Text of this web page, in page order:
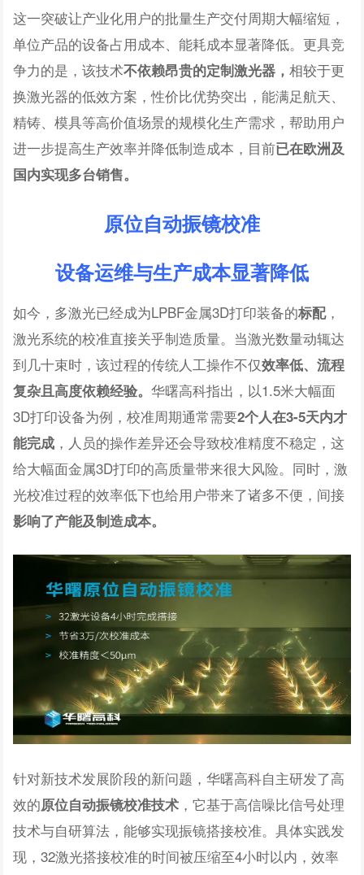
这一突破让产业化用户的批量生产交付周期大幅缩短，
单位产品的设备占用成本、能耗成本显著降低。更具竞
争力的是，该技术不依赖昂贵的定制激光器，相较于更
换激光器的低效方案，性价比优势突出，能满足航天、
精铸、模具等高价值场景的规模化生产需求，帮助用户
进一步提高生产效率并降低制造成本，目前已在欧洲及
国内实现多台销售。
原位自动振镜校准
设备运维与生产成本显著降低
如今，多激光已经成为LPBF金属3D打印装备的标配，
激光系统的校准直接关乎制造质量。当激光数量动辄达
到几十束时，该过程的传统人工操作不仅效率低、流程
复杂且高度依赖经验。华曙高科指出，以1.5米大幅面
3D打印设备为例，校准周期通常需要2个人在3-5天内才
能完成 ，人员的操作差异还会导致校准精度不稳定，这
给大幅面金属3D打印的高质量带来很大风险。同时，激
光校准过程的效率低下也给用户带来了诸多不便，间接
影响了产能及制造成本。
针对新技术发展阶段的新问题，华曙高科自主研发了高
效的原位自动振镜校准技术 ，它基于高信噪比信号处理
技术与自研算法，能够实现振镜搭接校准。具体实践发
现，32激光搭接校准的时间被压缩至4小时以内，效率